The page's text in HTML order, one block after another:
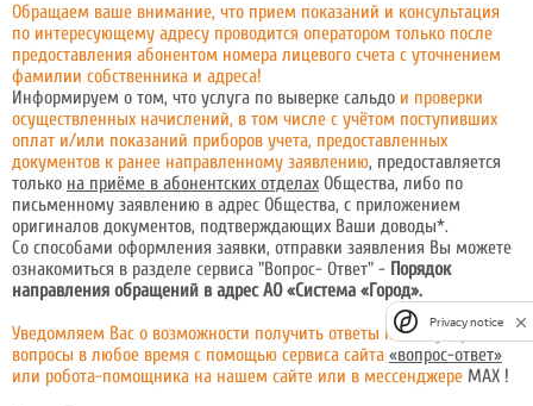
Обращаем ваше внимание, что прием показаний и консультация
по интересующему адресу проводится оператором только после
предоставления абонентом номера лицевого счета с уточнением
фамилии собственника и адреса!
Информируем о том, что услуга по выверке сальдо и проверки
осуществленных начислений, в том числе с учётом поступивших
оплат и/или показаний приборов учета, предоставленных
документов к ранее направленному заявлению, предоставляется
только на приёме в абонентских отделах Общества, либо по
письменному заявлению в адрес Общества, с приложением
оригиналов документов, подтверждающих Ваши доводы*.
Со способами оформления заявки, отправки заявления Вы можете
ознакомиться в разделе сервиса "Вопрос- Ответ" - Порядок
направления обращений в адрес АО «Система «Город».
Уведомляем Вас о возможности получить ответы на популярные
вопросы в любое время с помощью сервиса сайта «вопрос-ответ»
или робота-помощника на нашем сайте или в мессенджере МАХ !
Privacy notice